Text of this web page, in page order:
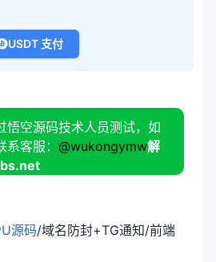
USDT 支付
悟空源码技术人员测试，如
客服： @wukongymw解
源码/域名防封+TG通知/前端